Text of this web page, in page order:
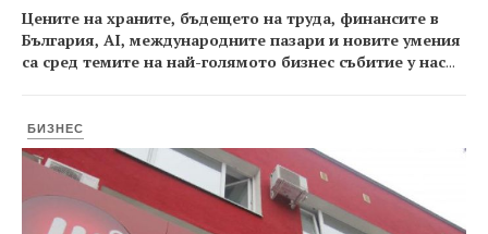
Цените на храните, бъдещето на труда, финансите в
България, AI, международните пазари и новите умения
са сред темите на най-голямото бизнес събитие у нас...
БИЗНЕС